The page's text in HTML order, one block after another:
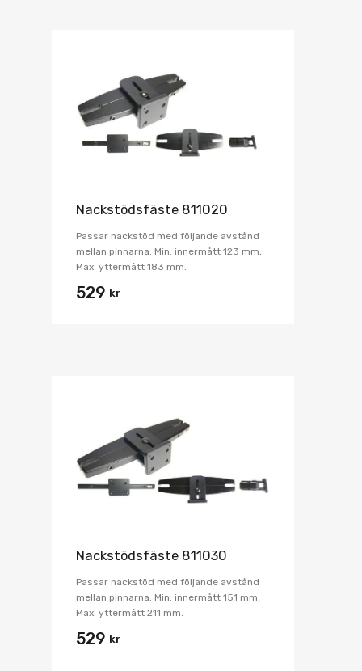
Nackstödsfäste 811020
Passar nackstöd med följande avstånd
mellan pinnarna: Min. innermått 123 mm,
Max. yttermått 183 mm.
529 kr
Nackstödsfäste 811030
Passar nackstöd med följande avstånd
mellan pinnarna: Min. innermått 151 mm,
Max. yttermått 211 mm.
529 kr